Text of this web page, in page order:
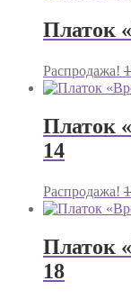
Платок
Распродажа!
Платок
14
Распродажа!
Платок
18